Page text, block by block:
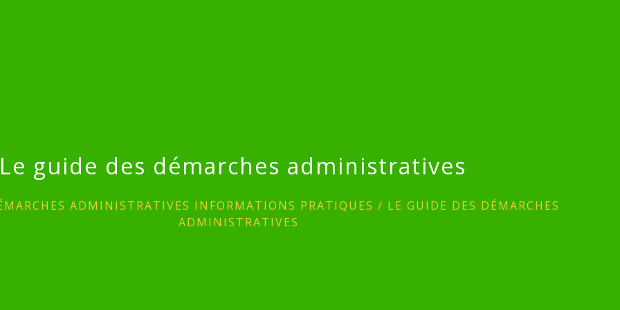
Le guide des démarches administratives
ADMINISTRATIVES INFORMATIONS PRATIQUES / LE GUIDE DES DÉMARCHES
ADMINISTRATIVES